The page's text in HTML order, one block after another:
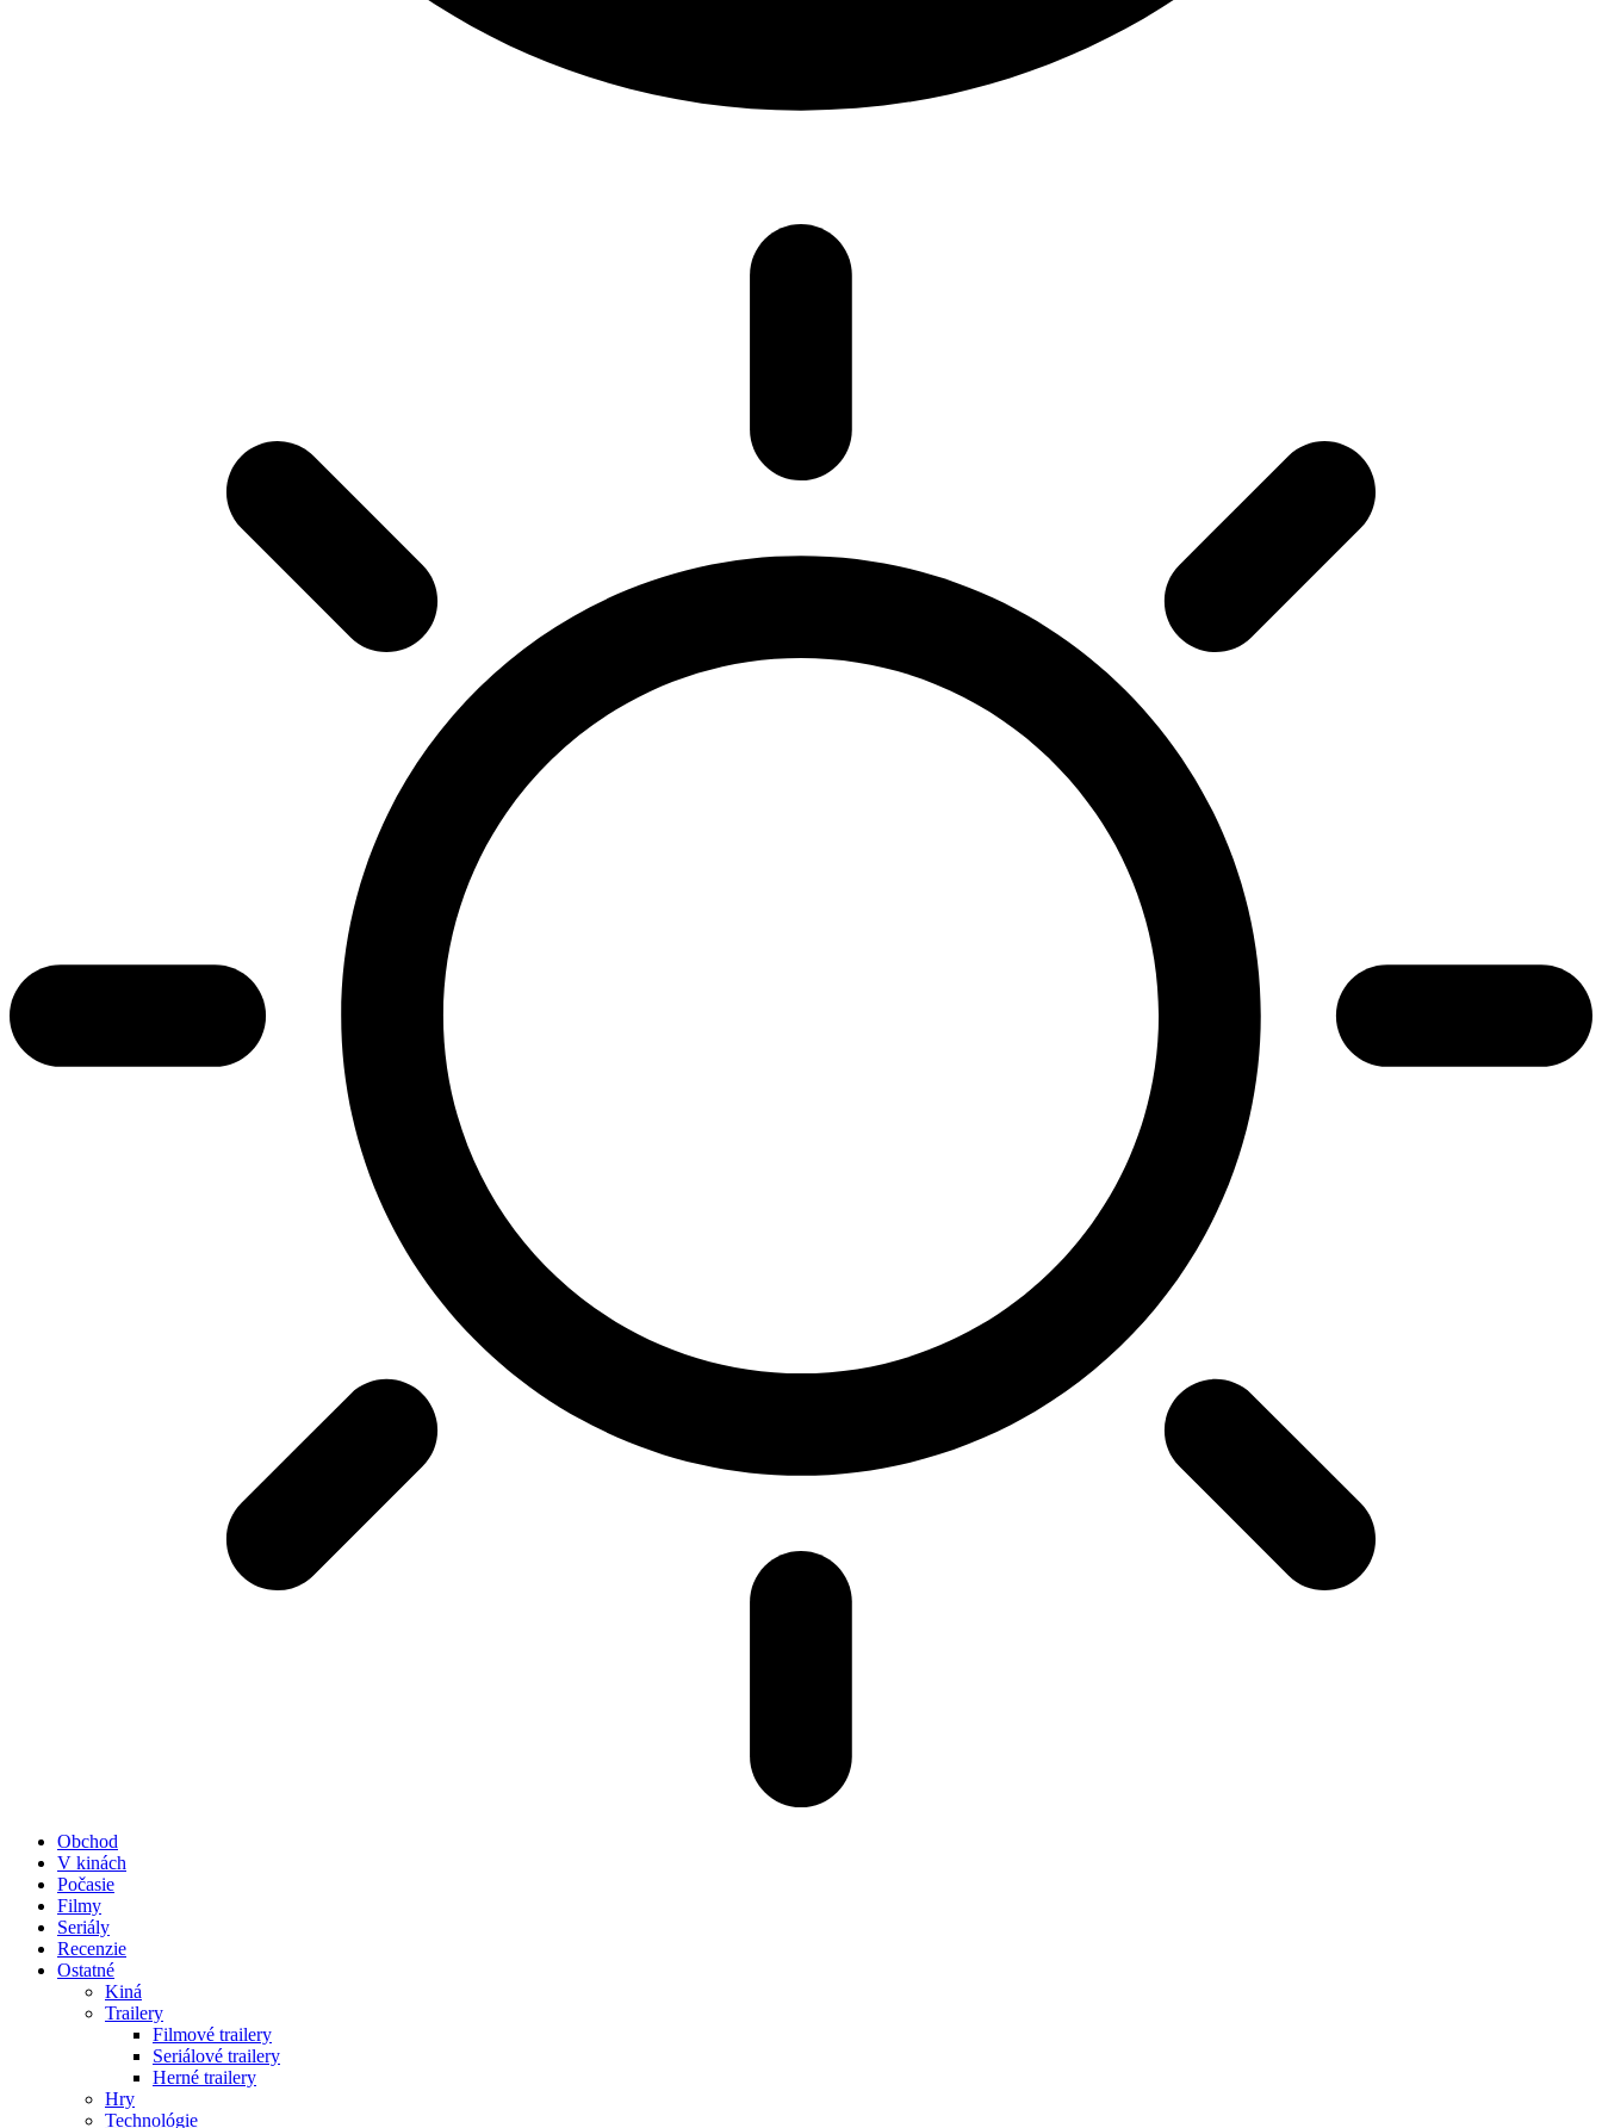
Obchod
V kinách
Počasie
Filmy
Seriály
Recenzie
Ostatné
Kiná
Trailery
Filmové trailery
Seriálové trailery
Herné trailery
Hry
Technológie